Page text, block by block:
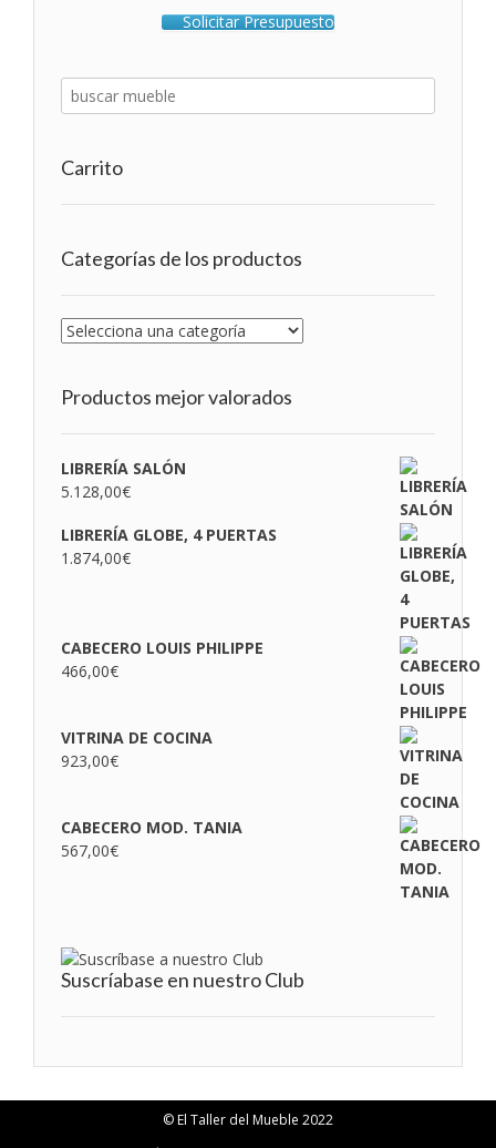
Solicitar Presupuesto
Carrito
Categorías de los productos
Productos mejor valorados
LIBRERÍA SALÓN
5.128,00€
LIBRERÍA GLOBE, 4 PUERTAS
1.874,00€
CABECERO LOUIS PHILIPPE
466,00€
VITRINA DE COCINA
923,00€
CABECERO MOD. TANIA
567,00€
Suscríabase en nuestro Club
© El Taller del Mueble 2022